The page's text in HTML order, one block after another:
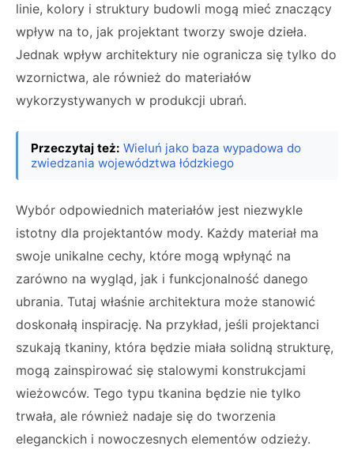
linie, kolory i struktury budowli mogą mieć znaczący
wpływ na to, jak projektant tworzy swoje dzieła.
Jednak wpływ architektury nie ogranicza się tylko do
wzornictwa, ale również do materiałów
wykorzystywanych w produkcji ubrań.
Przeczytaj też: Wieluń jako baza wypadowa do
zwiedzania województwa łódzkiego
Wybór odpowiednich materiałów jest niezwykle
istotny dla projektantów mody. Każdy materiał ma
swoje unikalne cechy, które mogą wpłynąć na
zarówno na wygląd, jak i funkcjonalność danego
ubrania. Tutaj właśnie architektura może stanowić
doskonałą inspirację. Na przykład, jeśli projektanci
szukają tkaniny, która będzie miała solidną strukturę,
mogą zainspirować się stalowymi konstrukcjami
wieżowców. Tego typu tkanina będzie nie tylko
trwała, ale również nadaje się do tworzenia
eleganckich i nowoczesnych elementów odzieży.